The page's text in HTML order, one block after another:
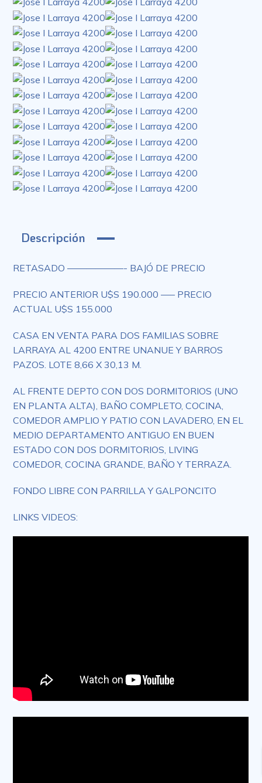
Descripción
RETASADO ——————- BAJÓ DE PRECIO
PRECIO ANTERIOR U$S 190.000 —– PRECIO
ACTUAL U$S 155.000
CASA EN VENTA PARA DOS FAMILIAS SOBRE
LARRAYA AL 4200 ENTRE UNANUE Y BARROS
PAZOS. LOTE 8,66 X 30,13 M.
AL FRENTE DEPTO CON DOS DORMITORIOS (UNO
EN PLANTA ALTA), BAÑO COMPLETO, COCINA,
COMEDOR AMPLIO Y PATIO CON LAVADERO, EN EL
MEDIO DEPARTAMENTO ANTIGUO EN BUEN
ESTADO CON DOS DORMITORIOS, LIVING
COMEDOR, COCINA GRANDE, BAÑO Y TERRAZA.
FONDO LIBRE CON PARRILLA Y GALPONCITO
LINKS VIDEOS: